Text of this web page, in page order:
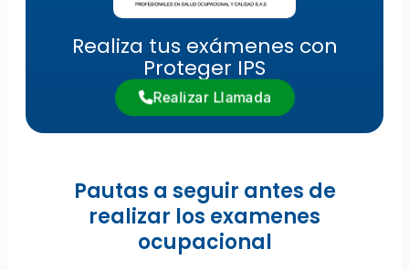
Realiza tus exámenes con
Proteger IPS
Realizar Llamada
Pautas a seguir antes de
realizar los examenes
ocupacional